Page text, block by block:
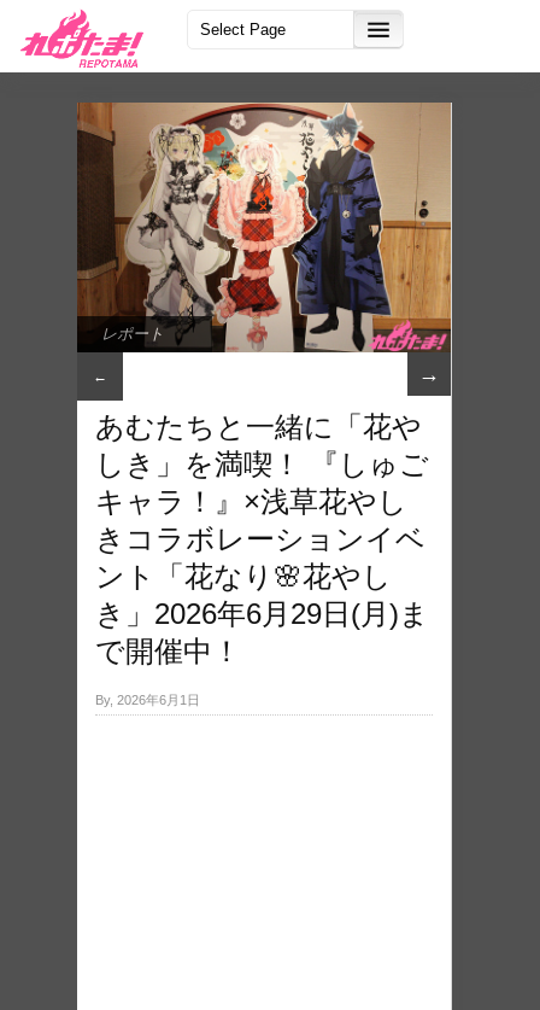
レポート
← →
あむたちと一緒に「花や
しき」を満喫！ 『しゅご
キャラ！』×浅草花やし
きコラボレーションイベ
ント「花なり🌸花やし
き」2026年6月29日(月)ま
で開催中！
By, 2026年6月1日